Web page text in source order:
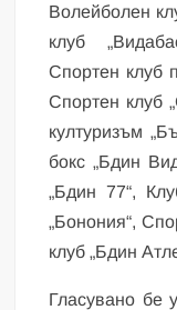
Волейболен
клуб
Спортен клуб
Спортен клуб
културизъм
бокс „Бдин
„Бдин 77“,
„Бонония“,
клуб „Бдин
Гласувано бе